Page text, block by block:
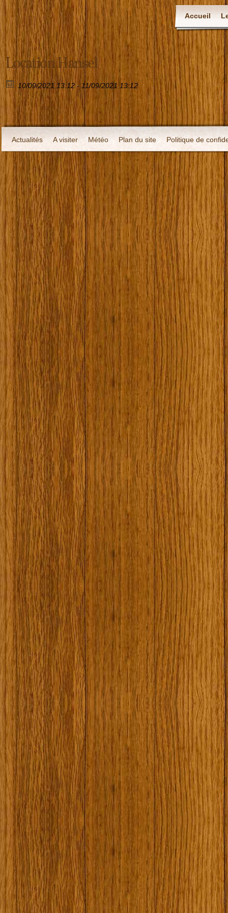
Accueil
Location Hansel
10/09/2021 13:12 - 11/09/2021 13:12
Actualités A visiter Météo Plan du site Politique de